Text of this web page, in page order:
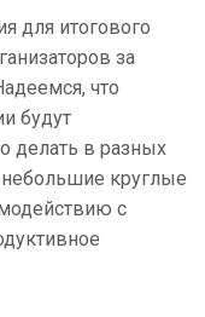
для итогового
за
что
будут
делать в разных
круглые
с